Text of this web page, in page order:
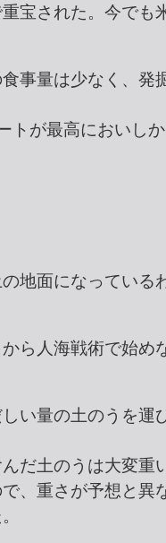
宝された。今でも
事量は少なく、発
トが最高においし
地面になっている
ら人海戦術で始め
い量の土のうを運
だ土のうは大変重
、重さが予想と異